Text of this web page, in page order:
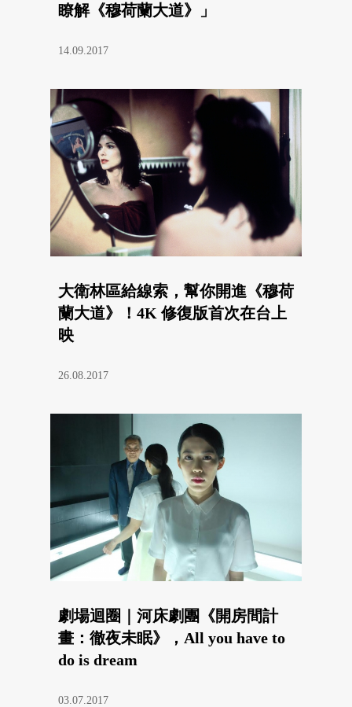
瞭解《穆荷蘭大道》」
14.09.2017
大衛林區給線索，幫你開進《穆荷
蘭大道》！4K 修復版首次在台上
映
26.08.2017
劇場迴圈｜河床劇團《開房間計
畫：徹夜未眠》，All you have to
do is dream
03.07.2017